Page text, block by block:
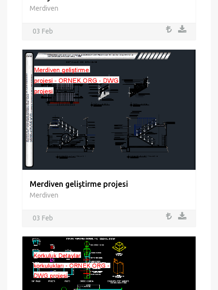
Merdiven
03 Feb
Merdiven geliştirme projesi
Merdiven
03 Feb